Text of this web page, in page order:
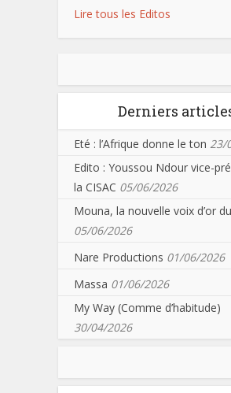
Lire tous les Editos
Derniers
Eté : l’Afrique donne le ton 23/
Edito : Youssou Ndour vice-
la CISAC 05/06/2026
Mouna, la nouvelle voix d’or
05/06/2026
Nare Productions 01/06/2026
Massa 01/06/2026
My Way (Comme d’habitude)
30/04/2026